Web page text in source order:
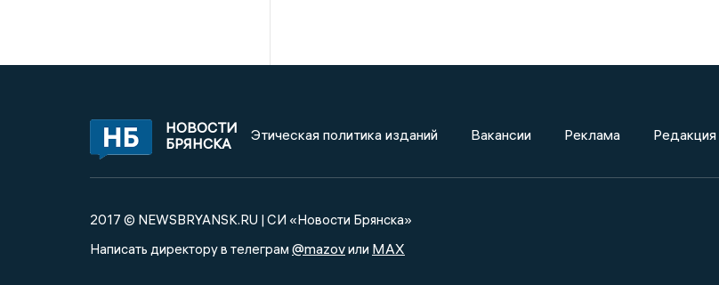
НОВОСТИ
БРЯНСКА
Этическая политика изданий Вакансии Реклама Редакция
2017 © NEWSBRYANSK.RU | СИ «Новости Брянска»
Написать директору в телеграм @mazovили MAX